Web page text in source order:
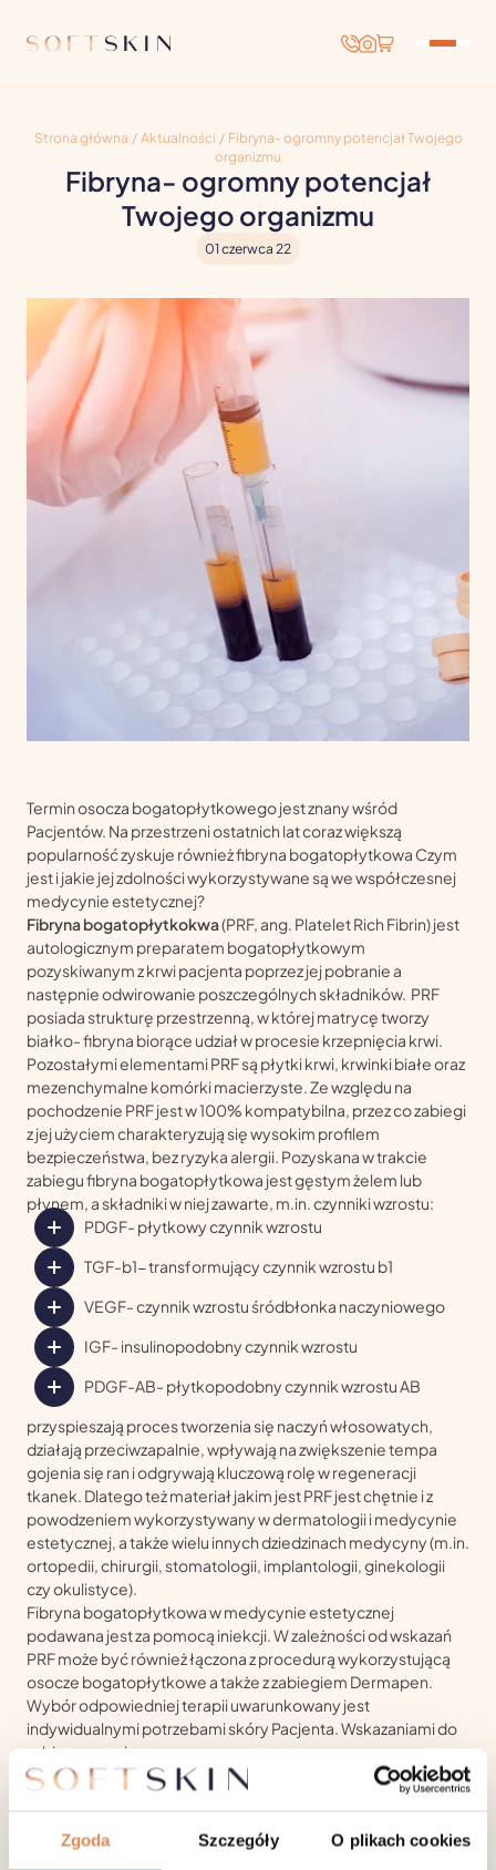
Zgoda Szczegóły O plikach cookies
Strona główna / Aktualności / Fibryna- ogromny potencjał Twojego
organizmu
Fibryna- ogromny potencjał
Twojego organizmu
01 czerwca 22
Termin osocza bogatopłytkowego jest znany wśród
Pacjentów. Na przestrzeni ostatnich lat coraz większą
popularność zyskuje również fibryna bogatopłytkowa Czym
jest i jakie jej zdolności wykorzystywane są we współczesnej
medycynie estetycznej?
Fibryna bogatopłytkokwa(PRF, ang. Platelet Rich Fibrin) jest
autologicznym preparatem bogatopłytkowym
pozyskiwanym z krwi pacjenta poprzez jej pobranie a
następnie odwirowanie poszczególnych składników. PRF
posiada strukturę przestrzenną, w której matrycę tworzy
białko- fibryna biorące udział w procesie krzepnięcia krwi.
Pozostałymi elementami PRF są płytki krwi, krwinki białe oraz
mezenchymalne komórki macierzyste. Ze względu na
pochodzenie PRF jest w 100% kompatybilna, przez co zabiegi
z jej użyciem charakteryzują się wysokim profilem
bezpieczeństwa, bez ryzyka alergii. Pozyskana w trakcie
zabiegu fibryna bogatopłytkowa jest gęstym żelem lub
płynem, a składniki w niej zawarte, m.in. czynniki wzrostu:
PDGF- płytkowy czynnik wzrostu
TGF-b1- transformujący czynnik wzrostu b1
VEGF- czynnik wzrostu śródbłonka naczyniowego
IGF- insulinopodobny czynnik wzrostu
PDGF-AB- płytkopodobny czynnik wzrostu AB
przyspieszają proces tworzenia się naczyń włosowatych,
działają przeciwzapalnie, wpływają na zwiększenie tempa
gojenia się ran i odgrywają kluczową rolę w regeneracji
tkanek. Dlatego też materiał jakim jest PRF jest chętnie i z
powodzeniem wykorzystywany w dermatologii i medycynie
estetycznej, a także wielu innych dziedzinach medycyny (m.in.
ortopedii, chirurgii, stomatologii, implantologii, ginekologii
czy okulistyce).
Fibryna bogatopłytkowa w medycynie estetycznej
podawana jest za pomocą iniekcji. W zależności od wskazań
PRF może być również łączona z procedurą wykorzystującą
osocze bogatopłytkowe a także z zabiegiem Dermapen.
Wybór odpowiedniej terapii uwarunkowany jest
indywidualnymi potrzebami skóry Pacjenta. Wskazaniami do
zabiegu są m.in.:
objawy fotostarzenia